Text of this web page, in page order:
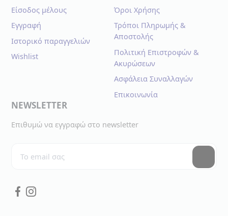
Είσοδος μέλους
Εγγραφή
Ιστορικό παραγγελιών
Wishlist
Όροι Χρήσης
Τρόποι Πληρωμής &
Αποστολής
Πολιτική Επιστροφών &
Ακυρώσεων
Ασφάλεια Συναλλαγών
Επικοινωνία
NEWSLETTER
Επιθυμώ να εγγραφώ στο newsletter